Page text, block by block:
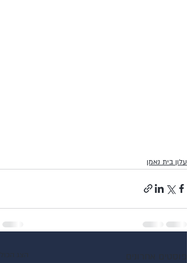
עלון בית נאמן